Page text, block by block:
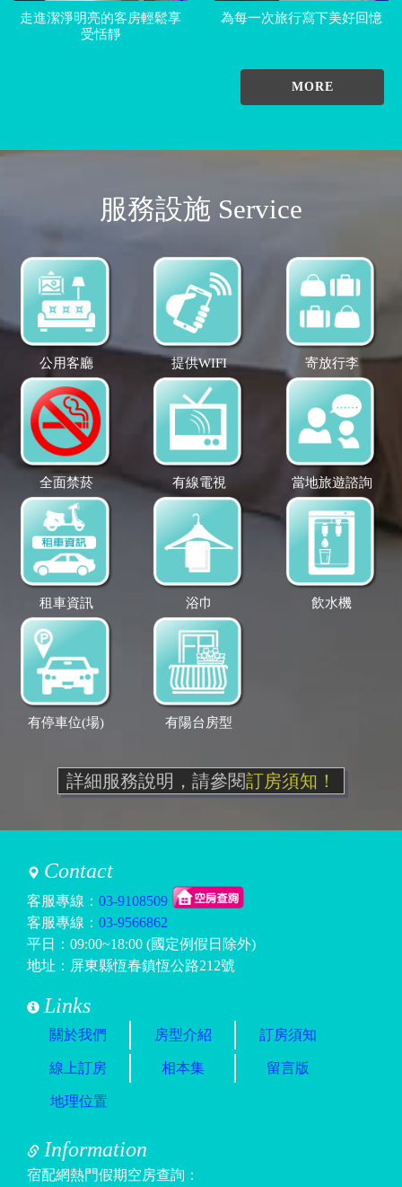
走進潔淨明亮的客房輕鬆享
受恬靜
為每一次旅行寫下美好回憶
MORE
服務設施 Service
公用客廳 提供WIFI 寄放行李
全面禁菸 有線電視 當地旅遊諮詢
租車資訊 浴巾 飲水機
有停車位(場) 有陽台房型
詳細服務說明，請參閱訂房須知！
Contact
客服專線： 03-9108509
客服專線： 03-9566862
平日：09:00~18:00 (國定例假日除外)
地址：屏東縣恆春鎮恆公路212號
Links
關於我們 房型介紹 訂房須知
線上訂房 相本集 留言版
地理位置
Information
宿配網熱門假期空房查詢：